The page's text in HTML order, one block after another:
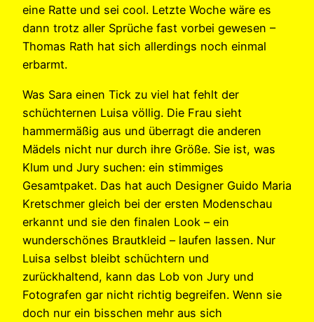
eine Ratte und sei cool. Letzte Woche wäre es
dann trotz aller Sprüche fast vorbei gewesen –
Thomas Rath hat sich allerdings noch einmal
erbarmt.
Was Sara einen Tick zu viel hat fehlt der
schüchternen Luisa völlig. Die Frau sieht
hammermäßig aus und überragt die anderen
Mädels nicht nur durch ihre Größe. Sie ist, was
Klum und Jury suchen: ein stimmiges
Gesamtpaket. Das hat auch Designer Guido Maria
Kretschmer gleich bei der ersten Modenschau
erkannt und sie den finalen Look – ein
wunderschönes Brautkleid – laufen lassen. Nur
Luisa selbst bleibt schüchtern und
zurückhaltend, kann das Lob von Jury und
Fotografen gar nicht richtig begreifen. Wenn sie
doch nur ein bisschen mehr aus sich